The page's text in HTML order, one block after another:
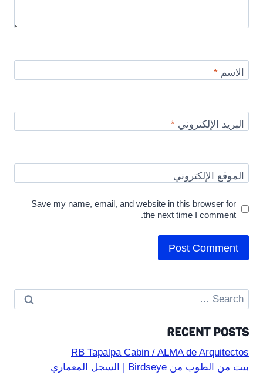
الاسم*
البريد الإلكتروني*
الموقع الإلكتروني
Save my name, email, and website in this browser for
the next time I comment.
Search
for:
RECENT POSTS
RB Tapalpa Cabin / ALMA de Arquitectos
بيت من الطوب من Birdseye | السجل المعماري